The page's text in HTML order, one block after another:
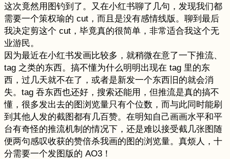
这次竟然用图钓到了。又在小红书聊了几句，发现我们都
需要一个策权瑜的 cut，而且是没有感情线版。聊到最后
我决定剪这个 cut，毕竟真的很简单，非常适合我这个无
业游民。
因为最近在小红书发画比较多，就稍微在意了一下推流、
tag 之类的东西。搞不懂为什么明明出现在 tag 里的东
西，过几天就不在了，或者是新发一个东西旧的就会消
失。tag 吞东西也还好，搜索还能用，但推流是真的搞不
懂，很多发出去的图浏览量只有个位数，而与此同时能刷
到其他人发的截图都有几百赞。在明知自己画画水平和平
台有奇怪的推流机制的情况下，还是难以接受截几张图随
便两句感叹收获的赞倍杀我画的图的浏览量。真烦人，十
分需要一个发图版的 AO3！